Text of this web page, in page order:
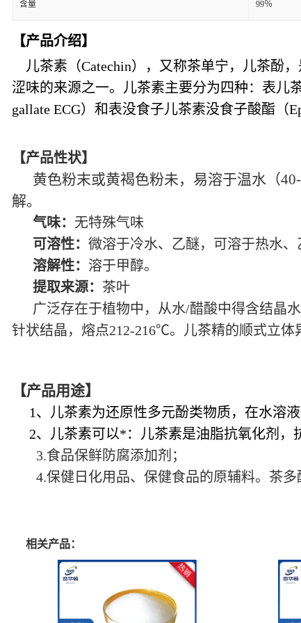
含量 99％
【产品介绍】
儿茶素（Catechin），又称茶单宁，儿茶酚
涩味的来源之一。儿茶素主要分为四种：表儿
gallate ECG）和表没食子儿茶素没食子酸酯（
【产品性状】
黄色粉末或黄褐色粉未，易溶于温水（40-
解。
气味： 无特殊气味
可溶性： 微溶于冷水、乙醚，可溶于热水
溶解性： 溶于甲醇。
提取来源： 茶叶
广泛存在于植物中，从水/醋酸中得含结晶水
针状结晶，熔点212-216℃。儿茶精的顺式立体
【产品用途】
1、儿茶素为还原性多元酚类物质，在水溶
2、儿茶素可以*：儿茶素是油脂抗氧化剂，
3.食品保鲜防腐添加剂；
4.保健日化用品、保健食品的原辅料。茶多
相关产品：